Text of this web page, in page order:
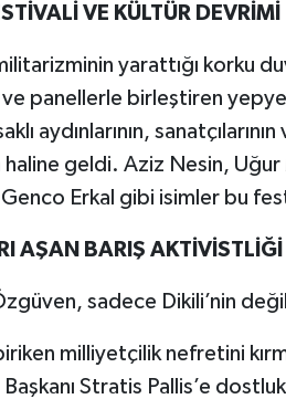
VE KÜLTÜR DEVRİMİ
yarattığı korku
panellerle birleştiren
aydınlarının,
geldi. Aziz Nesin, Uğur
Genco Erkal gibi isimler bu
AŞAN BARIŞ AKTİVİSTLİĞİ
sadece Dikili’nin
milliyetçilik nefretini
Stratis Pallis’e